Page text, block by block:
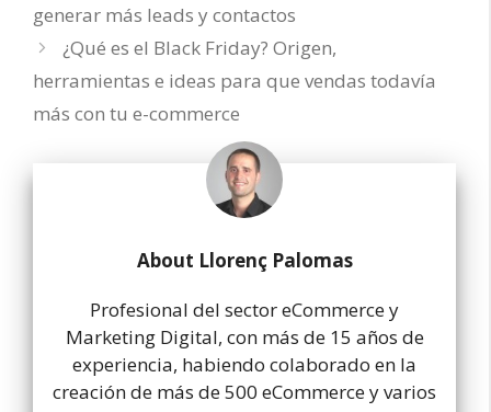
generar más leads y contactos
¿Qué es el Black Friday? Origen,
herramientas e ideas para que vendas todavía
más con tu e-commerce
About Llorenç Palomas
Profesional del sector eCommerce y
Marketing Digital, con más de 15 años de
experiencia, habiendo colaborado en la
creación de más de 500 eCommerce y varios